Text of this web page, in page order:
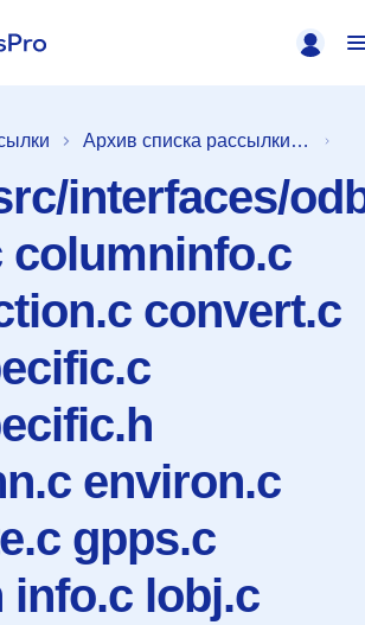
Архив списка рассылки [pgsql-committers]
interfaces/
columninfo.c
convert.c
environ.c
gpps.c
info.c lobj.c